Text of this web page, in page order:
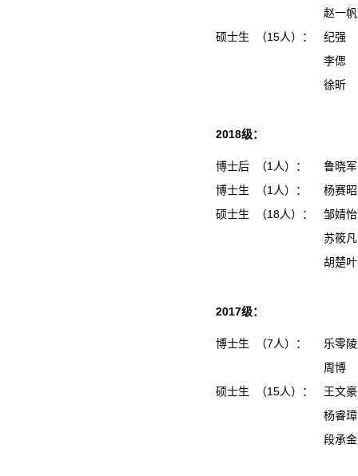
赵一
硕士生 （15人）：
纪强
李偲
徐昕
2018级：
博士后 （1人）：
鲁晓军
博士生 （1人）：
杨赛昭
硕士生 （18人）：
邹婧
苏筱
胡楚
2017级：
博士生 （7人）：
乐零陵
周博
硕士生 （15人）：
王文
杨睿
段承